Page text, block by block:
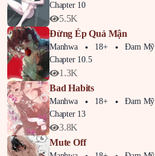
Chapter 10
5.5K
Đừng Ép Quả Mận
Manhwa 18+ Đam Mỹ
Chapter 10.5
1.3K
Bad Habits
Manhwa 18+ Đam Mỹ
Chapter 13
3.8K
Mute Off